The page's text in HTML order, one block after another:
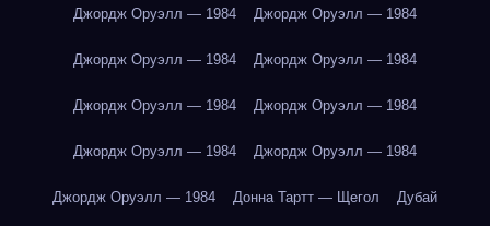
Джордж Оруэлл — 1984 Джордж Оруэлл — 1984
Джордж Оруэлл — 1984 Джордж Оруэлл — 1984
Джордж Оруэлл — 1984 Джордж Оруэлл — 1984
Джордж Оруэлл — 1984 Джордж Оруэлл — 1984
Джордж Оруэлл — 1984 Донна Тартт — Щегол Дубай